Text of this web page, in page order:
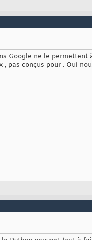
Google ne le
, pas conçus pour . Oui